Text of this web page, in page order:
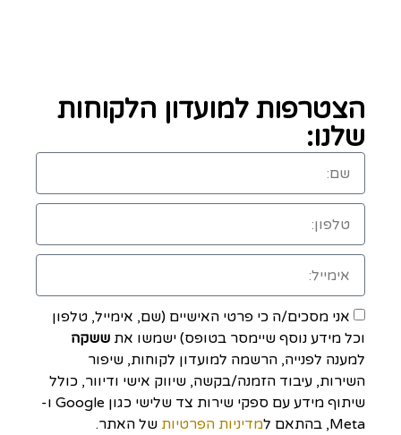
הצטרפות למועדון הלקוחות
שלנו:
אני מסכים/ה כי פרטי האישיים (שם, אימייל, טלפון
וכל מידע נוסף שיימסר בטופס) ישמשו את ששקה
למענה לפנייה, הרשמה למועדון לקוחות, שיפור
השירות, עיבוד הזמנה/בקשה, שיווק אישי ודיוור, כולל
שיתוף מידע עם ספקי שירות צד שלישי כגון Google ו-
Meta, בהתאם ל
מדיניות הפרטיות של האתר.